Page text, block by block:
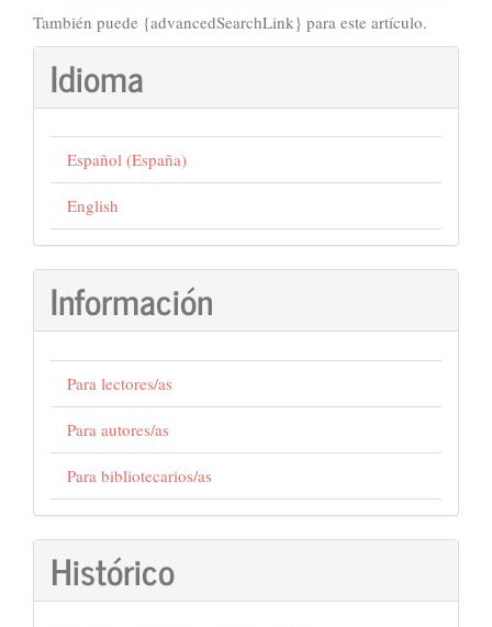
También puede {advancedSearchLink} para este artículo.
Idioma
Español (España)
English
Información
Para lectores/as
Para autores/as
Para bibliotecarios/as
Histórico